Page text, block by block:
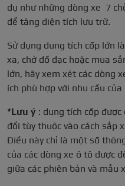
dụ như những dòng xe 7
để tăng diện tích lưu trữ.
Sử dụng dung tích cốp lớn
xa, chở đồ đạc hoặc mua
lớn, hãy xem xét các dòng
ích phù hợp với nhu cầu của
*Lưu ý : dung tích cốp
đổi tùy thuộc vào cách sắp
Điều này chỉ là một số
của các dòng xe ô tô được
giữa các phiên bản và mẫu